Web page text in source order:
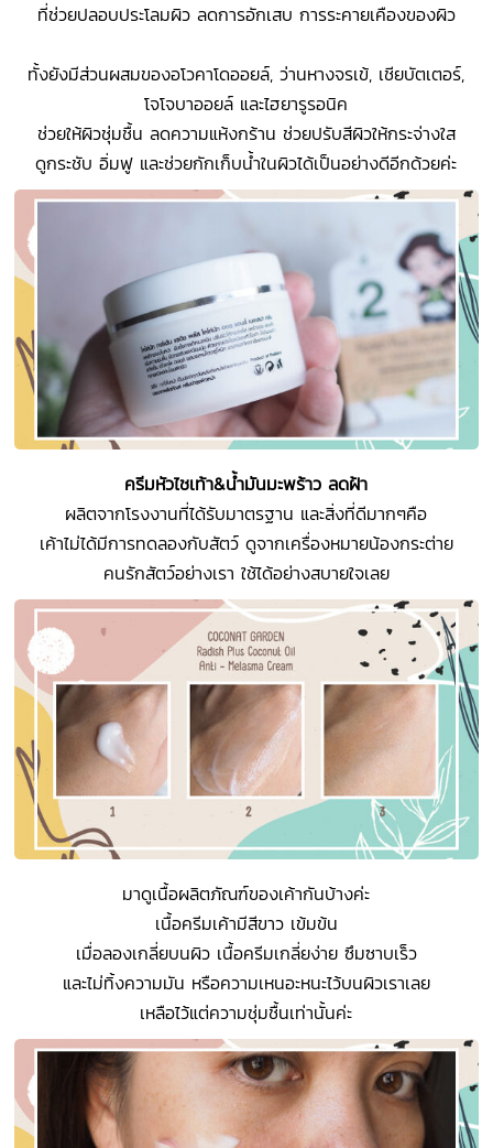
ที่ช่วยปลอบประโลมผิว ลดการอักเสบ การระคายเคืองของผิว
ทั้งยังมีส่วนผสมของอโวคาโดออยล์, ว่านหางจรเข้, เชียบัตเตอร์,
โจโจบาออยล์ และไฮยารูรอนิค
ช่วยให้ผิวชุ่มชื้น ลดความแห้งกร้าน ช่วยปรับสีผิวให้กระจ่างใส
ดูกระชับ อิ่มฟู และช่วยกักเก็บน้ำในผิวได้เป็นอย่างดีอีกด้วยค่ะ
ครีมหัวไชเท้า&น้ำมันมะพร้าว ลดฝ้า
ผลิตจากโรงงานที่ได้รับมาตรฐาน และสิ่งที่ดีมากๆคือ
เค้าไม่ได้มีการทดลองกับสัตว์ ดูจากเครื่องหมายน้องกระต่าย
คนรักสัตว์อย่างเรา ใช้ได้อย่างสบายใจเลย
มาดูเนื้อผลิตภัณฑ์ของเค้ากันบ้างค่ะ
เนื้อครีมเค้ามีสีขาว เข้มข้น
เมื่อลองเกลี่ยบนผิว เนื้อครีมเกลี่ยง่าย ซึมซาบเร็ว
และไม่ทิ้งความมัน หรือความเหนอะหนะไว้บนผิวเราเลย
เหลือไว้แต่ความชุ่มชื้นเท่านั้นค่ะ